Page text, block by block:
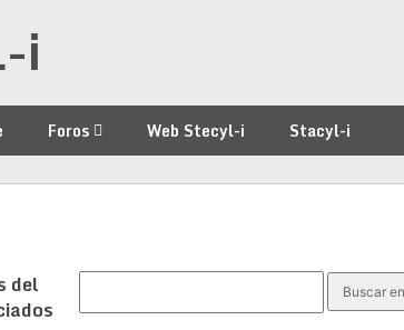
Foros Web Stecyl-i Stacyl-i
del